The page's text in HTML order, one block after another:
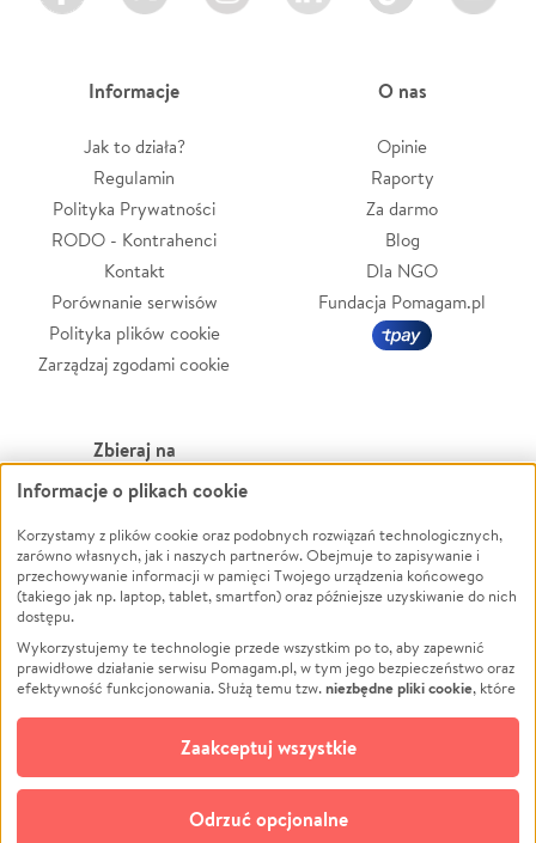
Informacje
Jak to działa?
Regulamin
Polityka Prywatności
RODO - Kontrahenci
Kontakt
Porównanie serwisów
Polityka plików cookie
Zarządzaj zgodami cookie
O nas
Opinie
Raporty
Za darmo
Blog
Dla NGO
Fundacja Pomagam.pl
Zbieraj na
Leczenie
Zwierzęta
Pożar
Ukraina
Pomoc Finansowa
Projekty
Pogrzeb
Społeczność lokalna
Kultura
Powódź
Wichura
NGO
Edukacja
Podróż
Impreza
Ochrona środowiska
Biznes
Informacje o plikach cookie
Korzystamy z plików cookie oraz podobnych rozwiązań technologicznych,
zarówno własnych, jak i naszych partnerów. Obejmuje to zapisywanie i
przechowywanie informacji w pamięci Twojego urządzenia końcowego
(takiego jak np. laptop, tablet, smartfon) oraz późniejsze uzyskiwanie do nich
dostępu.
Wykorzystujemy te technologie przede wszystkim po to, aby zapewnić
prawidłowe działanie serwisu Pomagam.pl, w tym jego bezpieczeństwo oraz
efektywność funkcjonowania. Służą temu tzw.niezbędne pliki cookie, które
opcjonalnych plików cookie
technologii do celów analitycznych i retargetingowych. Możesz wyrazić
zgodę na ich stosowanie lub jej odmówić. W dowolnym momencie masz
możliwość zmiany swoich preferencji na stronie „Zarządzaj zgodami cookie”,
do której link znajdziesz w stopce serwisu Pomagam.pl. Opcjonalne pliki
Odrzuć opcjonalne
Zaakceptuj wszystkie